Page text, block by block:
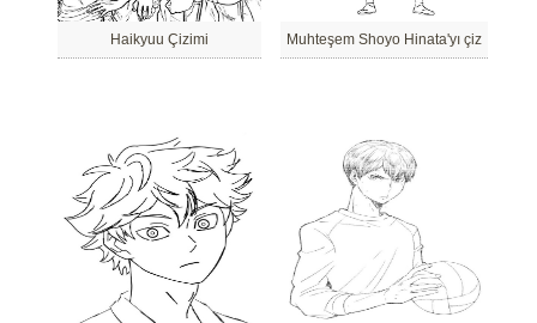
Haikyuu Çizimi Muhteşem Shoyo Hinata'yı çiz